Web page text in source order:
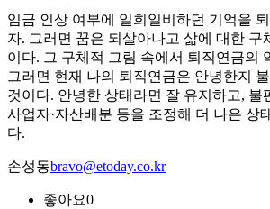
임금 인상 여부에 일희일비하던 기억을
자. 그러면 꿈은 되살아나고 삶에 대한 구
이다. 그 구체적 그림 속에서 퇴직연금의
그러면 현재 나의 퇴직연금은 안녕한지
것이다. 안녕한 상태라면 잘 유지하고, 불
사업자·자산배분 등을 조정해 더 나은 상
다.
손성동bravo@etoday.co.kr
좋아요0